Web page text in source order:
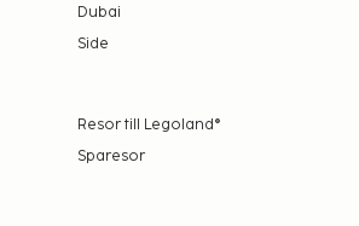
Dubai
Side
Resor till Legoland®
Sparesor